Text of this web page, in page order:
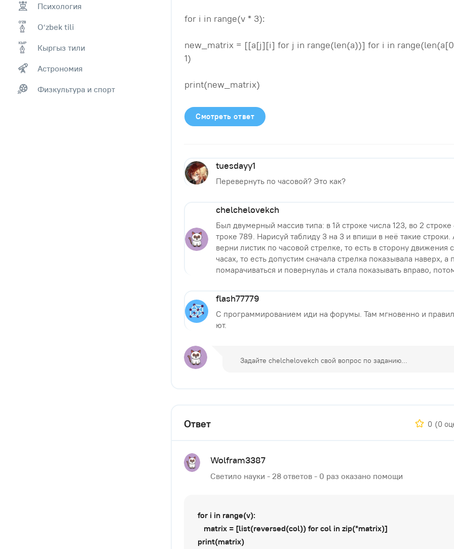
Психология
Оʻzbek tili
Кыргыз тили
Астрономия
Физкультура и спорт
for i in range(v * 3):
new_matrix = [[a[j][i] for j in range(len(a))] for i in
1)
print(new_matrix)
Смотреть ответ
tuesdayy1
Перевернуть по часовой? Это как?
chelchelovekch
Был двумерный массив типа: в 1й строке числа 123, во 2
троке 789. Нарисуй таблиду 3 на 3 и впиши в неё такие
верни листик по часовой стрелке, то есть в сторону движения
часах, то есть допустим сначала стрелка показывала наверх, а
помарачиваться и повернулаь и стала показывать вправо,
flash77779
С программированием иди на форумы. Там мгновенно и
ют.
Ответ 0 (0
Wolfram3387
Светило науки - 28 ответов - 0 раз оказано помощи
for i in range(v):
matrix = [list(reversed(col)) for col in zip(*matrix)]
print(matrix)